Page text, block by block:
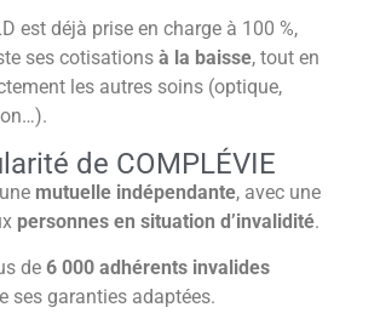
est déjà prise en charge à 100 %,
ses cotisations à la baisse, tout en
les autres soins (optique,
de COMPLÉVIE
mutuelle indépendante, avec une
personnes en situation d’invalidité.
de6 000 adhérents invalides
ses garanties adaptées.